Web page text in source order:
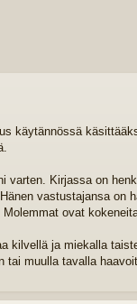
käytännössä
varten. Kirjassa on
vastustajansa on
ovat
kilvellä ja miekalla
muulla tavalla